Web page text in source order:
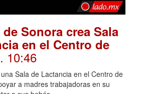
Sonora crea Sala
en el Centro de
. 10:46
Sala de Lactancia en el Centro de
a madres trabajadoras en su